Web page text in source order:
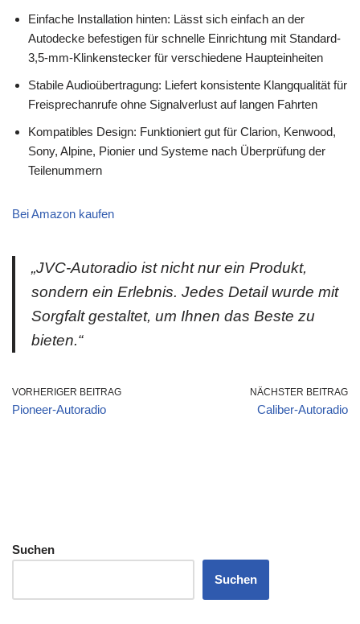
Einfache Installation hinten: Lässt sich einfach an der
Autodecke befestigen für schnelle Einrichtung mit Standard-
3,5-mm-Klinkenstecker für verschiedene Haupteinheiten
Stabile Audioübertragung: Liefert konsistente Klangqualität für
Freisprechanrufe ohne Signalverlust auf langen Fahrten
Kompatibles Design: Funktioniert gut für Clarion, Kenwood,
Sony, Alpine, Pionier und Systeme nach Überprüfung der
Teilenummern
Bei Amazon kaufen
„JVC-Autoradio ist nicht nur ein Produkt,
sondern ein Erlebnis. Jedes Detail wurde mit
Sorgfalt gestaltet, um Ihnen das Beste zu
bieten.“
VORHERIGER BEITRAG
Pioneer-Autoradio
NÄCHSTER BEITRAG
Caliber-Autoradio
Suchen
Suchen